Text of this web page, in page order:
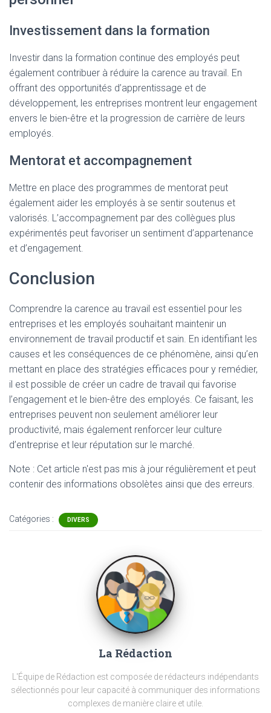
Investissement dans la formation
Investir dans la formation continue des employés peut
également contribuer à réduire la carence au travail. En
offrant des opportunités d’apprentissage et de
développement, les entreprises montrent leur engagement
envers le bien-être et la progression de carrière de leurs
employés.
Mentorat et accompagnement
Mettre en place des programmes de mentorat peut
également aider les employés à se sentir soutenus et
valorisés. L’accompagnement par des collègues plus
expérimentés peut favoriser un sentiment d’appartenance
et d’engagement.
Conclusion
Comprendre la carence au travail est essentiel pour les
entreprises et les employés souhaitant maintenir un
environnement de travail productif et sain. En identifiant les
causes et les conséquences de ce phénomène, ainsi qu’en
mettant en place des stratégies efficaces pour y remédier,
il est possible de créer un cadre de travail qui favorise
l’engagement et le bien-être des employés. Ce faisant, les
entreprises peuvent non seulement améliorer leur
productivité, mais également renforcer leur culture
d’entreprise et leur réputation sur le marché.
Note : Cet article n'est pas mis à jour régulièrement et peut
contenir des informations obsolètes ainsi que des erreurs.
Catégories : DIVERS
La Rédaction
L'Équipe de Rédaction est composée de rédacteurs indépendants
sélectionnés pour leur capacité à communiquer des informations
complexes de manière claire et utile.